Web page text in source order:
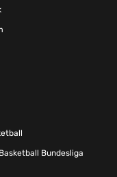
Bundesliga